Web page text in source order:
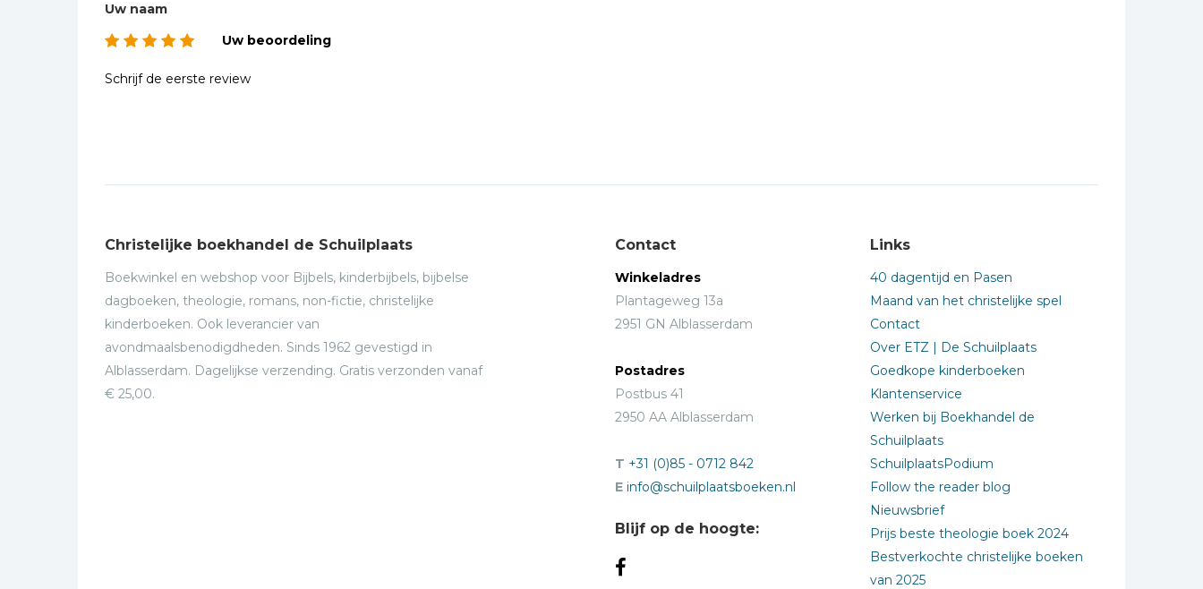
Toeristische kaarten en
gidsen
Wenskaarten
Uw naam
Uw beoordeling
Schrijf de eerste review
Christelijke boekhandel de Schuilplaats
Boekwinkel en webshop voor Bijbels, kinderbijbels, bijbelse
dagboeken, theologie, romans, non-fictie, christelijke
kinderboeken. Ook leverancier van
avondmaalsbenodigdheden. Sinds 1962 gevestigd in
Alblasserdam. Dagelijkse verzending. Gratis verzonden vanaf
€ 25,00.
Contact
Winkeladres
Plantageweg 13a
2951 GN Alblasserdam
Postadres
Postbus 41
2950 AA Alblasserdam
T +31 (0)85 - 0712 842
E info@schuilplaatsboeken.nl
Blijf op de hoogte:
Links
40 dagentijd en Pasen
Maand van het christelijke spel
Contact
Over ETZ | De Schuilplaats
Goedkope kinderboeken
Klantenservice
Werken bij Boekhandel de
Schuilplaats
SchuilplaatsPodium
Follow the reader blog
Nieuwsbrief
Prijs beste theologie boek 2024
Bestverkochte christelijke boeken
van 2025